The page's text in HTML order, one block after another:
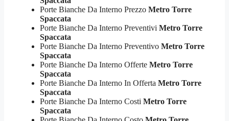
Porte Bianche Da Interno Prezzo Metro Torre
Spaccata
Porte Bianche Da Interno Preventivi Metro Torre
Spaccata
Porte Bianche Da Interno Preventivo Metro Torre
Spaccata
Porte Bianche Da Interno Offerte Metro Torre
Spaccata
Porte Bianche Da Interno In Offerta Metro Torre
Spaccata
Porte Bianche Da Interno Costi Metro Torre
Spaccata